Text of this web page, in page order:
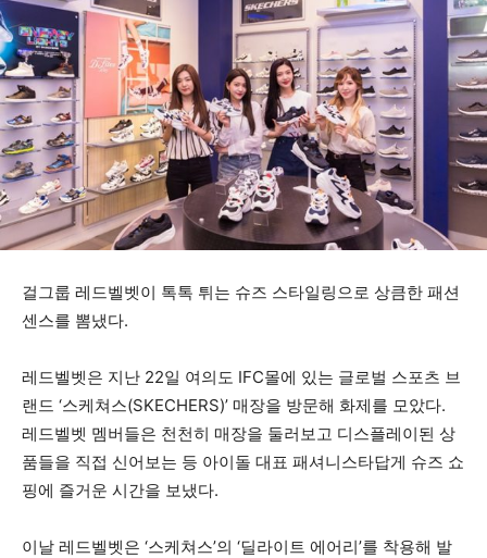
걸그룹 레드벨벳이 톡톡 튀는 슈즈 스타일링으로 상큼한 패션
센스를 뽐냈다.
레드벨벳은 지난 22일 여의도 IFC몰에 있는 글로벌 스포츠 브
랜드 ‘스케쳐스(SKECHERS)’ 매장을 방문해 화제를 모았다.
레드벨벳 멤버들은 천천히 매장을 둘러보고 디스플레이된 상
품들을 직접 신어보는 등 아이돌 대표 패셔니스타답게 슈즈 쇼
핑에 즐거운 시간을 보냈다.
이날 레드벨벳은 ‘스케쳐스’의 ‘딜라이트 에어리’를 착용해 발